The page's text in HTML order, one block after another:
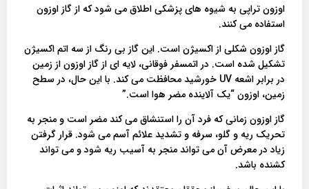
اوزون تراپی به شیوه های پزشکی اطلاق می شود که از گاز اوزون
استفاده می کنند.
گاز اوزون شکلی از اکسیژن است. این گاز بی رنگ از سه اتم اکسیژن
تشکیل شده است. در اتمسفر فوقانی، لایه ای از گاز اوزون از زمین
در برابر اشعه UV خورشید محافظت می کند. با این حال، در سطح
زمین، اوزون “یک آلاینده مضر هوا است.”
گاز اوزون زمانی که فرد آن را استنشاق می کند مضر است و منجر به
تحریک ریه و گلو، سرفه و تشدید علائم آسم می شود. قرار گرفتن
زیاد در معرض آن می تواند منجر به آسیب ریه شود و می تواند
کشنده باشد.